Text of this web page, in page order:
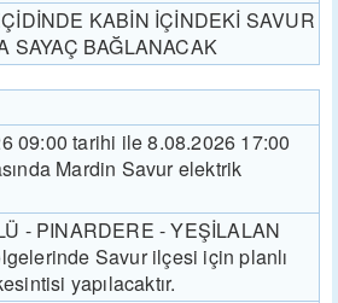
KABİN İÇİNDEKİ SAVUR
SAYAÇ BAĞLANACAK
09:00 tarihi ile 8.08.2026 17:00
Mardin Savur elektrik
- PINARDERE - YEŞİLALAN
Savur ilçesi için planlı
yapılacaktır.